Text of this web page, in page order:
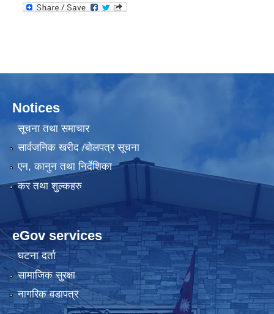
Notices
सूचना तथा समाचार
सार्वजनिक खरीद /बोलपत्र सूचना
एन, कानुन तथा निर्देशिका
कर तथा शुल्कहरु
eGov services
घटना दर्ता
सामाजिक सुरक्षा
नागरिक वडापत्र